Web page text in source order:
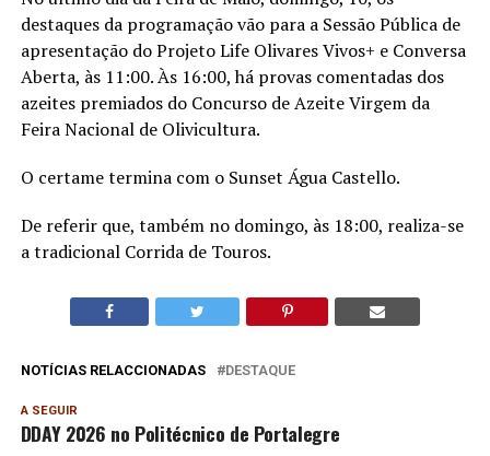
destaques da programação vão para a Sessão Pública de
apresentação do Projeto Life Olivares Vivos+ e Conversa
Aberta, às 11:00. Às 16:00, há provas comentadas dos
azeites premiados do Concurso de Azeite Virgem da
Feira Nacional de Olivicultura.
O certame termina com o Sunset Água Castello.
De referir que, também no domingo, às 18:00, realiza-se
a tradicional Corrida de Touros.
NOTÍCIAS RELACCIONADAS DESTAQUE
A SEGUIR
DDAY 2026 no Politécnico de Portalegre